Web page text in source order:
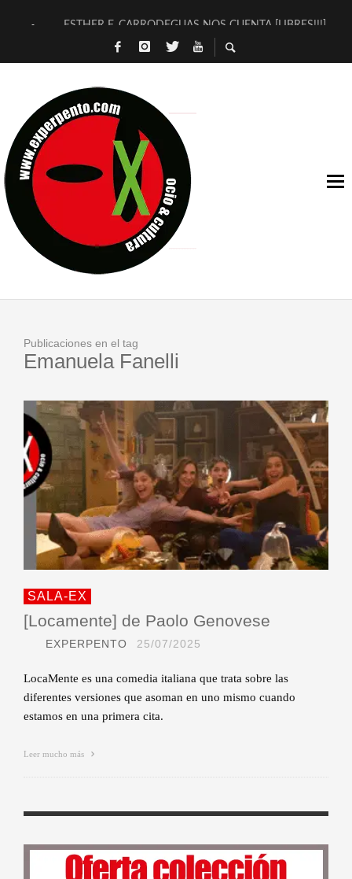
ESTHER F. CARRODEGUAS NOS CUENTA [LIBRES!!!]
[TERRA DE GUAPES] DE SANDRA MONFORT
TIMBRE 4, LA ESCUELA DEL DIRECTOR TEATRAL CLAUDIO
30 AÑOS (NO ES NADA) DE LA KATARSIS DEL TOMATAZO
MILITARES JUDÍAS EN #EXVITA
D’BALDOMEROS REINVENTAN [BITÁCORA 3.0] EN EXVITA
MARSHALL FLASH PRESENTA EN EXVITA [RELATIVA
JOFRE BARDAGÍ EN EXVITA INTERPRETANDO A SERRAT
Publicaciones en el tag
Emanuela Fanelli
SALA-EX
[Locamente] de Paolo Genovese
EXPERPENTO 25/07/2025
LocaMente es una comedia italiana que trata sobre las
diferentes versiones que asoman en uno mismo cuando
estamos en una primera cita.
Leer mucho más